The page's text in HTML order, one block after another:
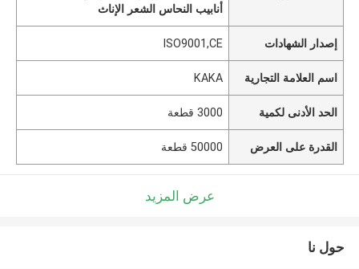
أنابيب النحاس الشعر الإناث
إصدار الشهادات ISO9001,CE
اسم العلامة التجارية KAKA
الحد الأدنى لكمية 3000 قطعة
القدرة على العرض 50000 قطعة
عرض المزيد
حول نا